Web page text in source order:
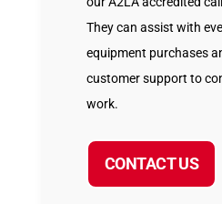
They can assist with
equipment purchases
customer support to
work.
CONTACT US